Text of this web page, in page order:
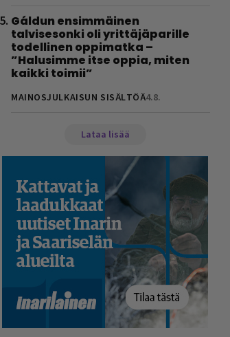
Gáldun ensimmäinen
talvisesonki oli yrittäjäparille
todellinen oppimatka –
”Halusimme itse oppia, miten
kaikki toimii”
MAINOSJULKAISUN SISÄLTÖÄ4.8.
Lataa lisää